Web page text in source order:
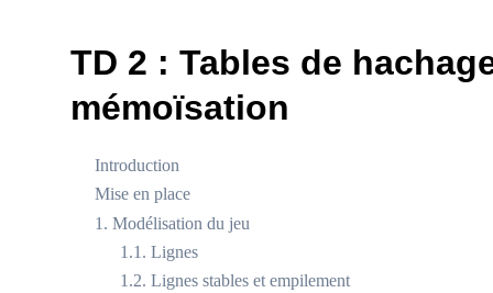
TD 2 : Tables de
mémoïsation
Introduction
Mise en place
1. Modélisation du jeu
1.1. Lignes
1.2. Lignes stables et empilement